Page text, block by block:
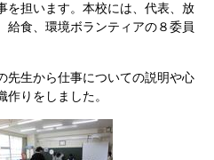
を担います。本校には、代表、放
給食、環境ボランティアの８委員
生から仕事についての説明や心
りをしました。